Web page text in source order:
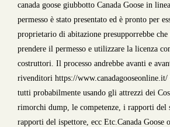
canada goose giubbotto Canada Goose in
permesso è stato presentato ed è pronto per
proprietario di abitazione presupporrebbe
prendere il permesso e utilizzare la licenza
costruttori. Il processo andrebbe avanti e
rivenditori https://www.canadagooseonline.it/
tutti probabilmente usando gli attrezzi dei
rimorchi dump, le competenze, i rapporti del
rapporti del ispettore, ecc Etc.Canada Goose